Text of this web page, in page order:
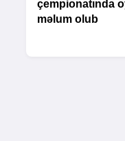
çempionatında
məlum olub